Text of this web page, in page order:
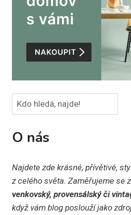
Hledat
O nás
Najdete zde krásné, přívětivé,
z celého světa. Zaměřujeme se
venkovský, provensálský či
když vám blog poslouží jako